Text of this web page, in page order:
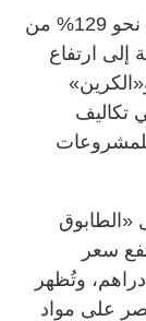
كما ارتفعت كلفة نقل النفايات بنسبة تبلغ نحو 129% من
إضافة إلى ارتفاع
تبلغ نحو 113%، و«الكرين»
في تكاليف
«الطابوق
حيث ارتفع سعر
الطابوقة المفرغة من 2.8 درهم إلى 4.8 دراهم، وتُظهر
على مواد